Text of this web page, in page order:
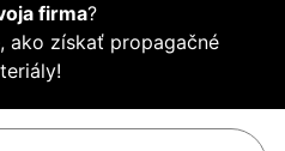
firma?
ako získať propagačné